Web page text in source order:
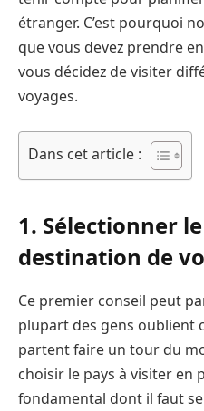
étranger. C’est pourquoi
que vous devez prendre
vous décidez de visiter
voyages.
Dans cet article :
1. Sélectionner
destination de
Ce premier conseil peut
plupart des gens oublient
partent faire un tour du
choisir le pays à visiter en
fondamental dont il faut